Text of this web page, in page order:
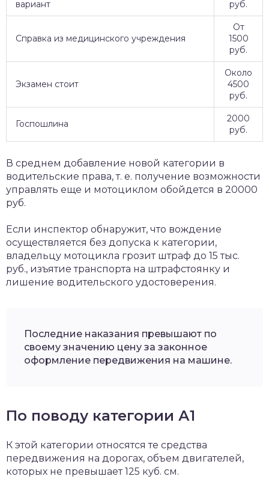
вариант
руб.
Справка из медицинского учреждения
От
1500
руб.
Экзамен стоит
Около
4500
руб.
Госпошлина
2000
руб.
В среднем добавление новой категории в
водительские права, т. е. получение возможности
управлять еще и мотоциклом обойдется в 20000
руб.
Если инспектор обнаружит, что вождение
осуществляется без допуска к категории,
владельцу мотоцикла грозит штраф до 15 тыс.
руб., изъятие транспорта на штрафстоянку и
лишение водительского удостоверения.
Последние наказания превышают по
своему значению цену за законное
оформление передвижения на машине.
По поводу категории А1
К этой категории относятся те средства
передвижения на дорогах, объем двигателей,
которых не превышает 125 куб. см.